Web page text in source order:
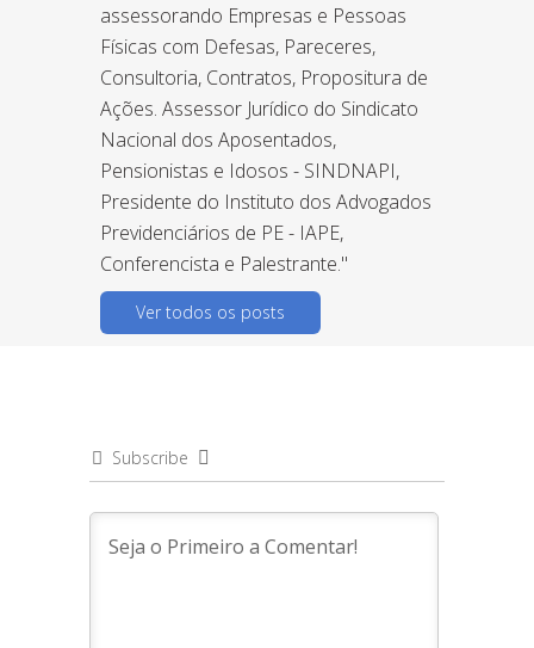
assessorando Empresas e Pessoas
Físicas com Defesas, Pareceres,
Consultoria, Contratos, Propositura de
Ações. Assessor Jurídico do Sindicato
Nacional dos Aposentados,
Pensionistas e Idosos - SINDNAPI,
Presidente do Instituto dos Advogados
Previdenciários de PE - IAPE,
Conferencista e Palestrante."
Ver todos os posts
Subscribe